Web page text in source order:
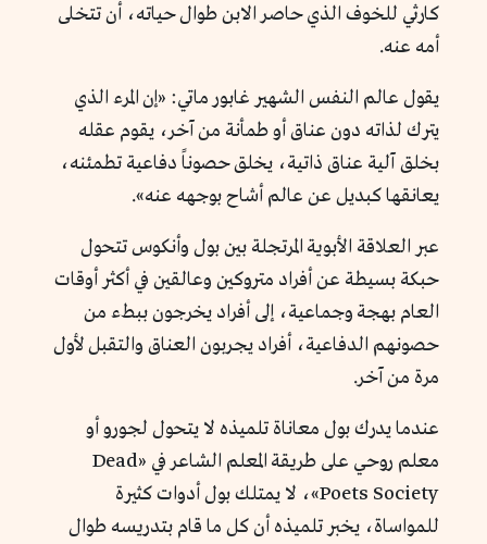
كارثي للخوف الذي حاصر الابن طوال حياته، أن تتخلى
أمه عنه.
يقول عالم النفس الشهير غابور ماتي: «إن المرء الذي
يترك لذاته دون عناق أو طمأنة من آخر، يقوم عقله
بخلق آلية عناق ذاتية، يخلق حصوناً دفاعية تطمئنه،
يعانقها كبديل عن عالم أشاح بوجهه عنه».
عبر العلاقة الأبوية المرتجلة بين بول وأنكوس تتحول
حبكة بسيطة عن أفراد متروكين وعالقين في أكثر أوقات
العام بهجة وجماعية، إلى أفراد يخرجون ببطء من
حصونهم الدفاعية، أفراد يجربون العناق والتقبل لأول
مرة من آخر.
عندما يدرك بول معاناة تلميذه لا يتحول لجورو أو
معلم روحي على طريقة المعلم الشاعر في «Dead
Poets Society»، لا يمتلك بول أدوات كثيرة
للمواساة، يخبر تلميذه أن كل ما قام بتدريسه طوال